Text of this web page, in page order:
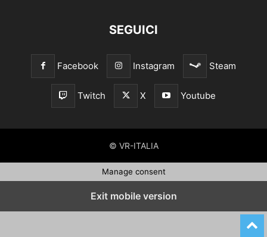
SEGUICI
Facebook Instagram Steam
Twitch X Youtube
© VR-ITALIA
Manage consent
Exit mobile version